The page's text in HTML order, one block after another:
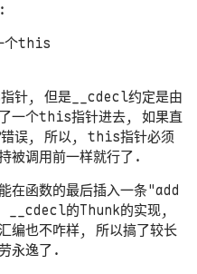
个this
针, 但是__cdecl约定是由
一个this指针进去, 如果直
错误, 所以, this指针必须
被调用前一样就行了.
在函数的最后插入一条"add
的Thunk的实现,
编也不咋样, 所以搞了较长
永逸了.